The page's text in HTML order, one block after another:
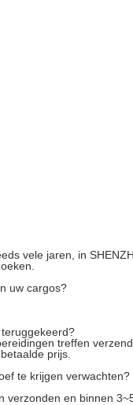
vele jaren, in
uw cargos?
treffen
prijs.
te krijgen verwachten?
verzonden en binnen